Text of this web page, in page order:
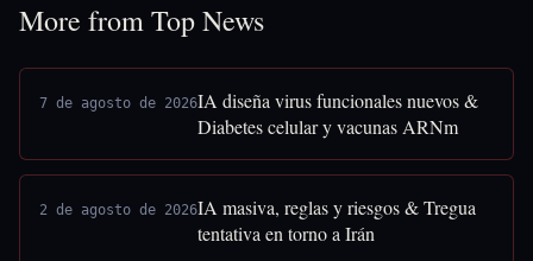
More from Top News
7 de agosto de 2026IA diseña virus funcionales nuevos &
Diabetes celular y vacunas ARNm
2 de agosto de 2026IA masiva, reglas y riesgos & Tregua
tentativa en torno a Irán